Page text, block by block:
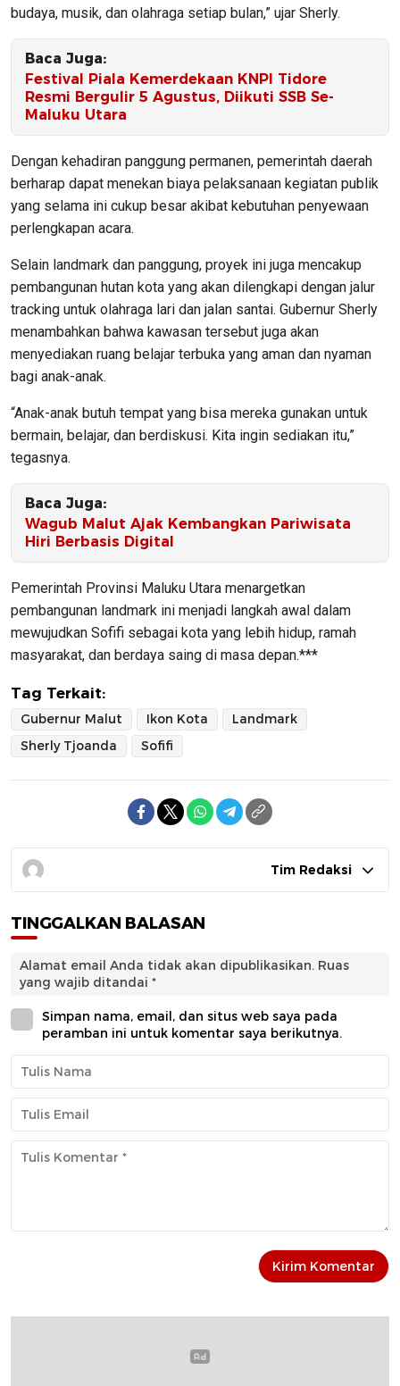
budaya, musik, dan olahraga setiap bulan,” ujar Sherly.
Baca Juga:
Festival Piala Kemerdekaan KNPI Tidore
Resmi Bergulir 5 Agustus, Diikuti SSB Se-
Maluku Utara
Dengan kehadiran panggung permanen, pemerintah daerah
berharap dapat menekan biaya pelaksanaan kegiatan publik
yang selama ini cukup besar akibat kebutuhan penyewaan
perlengkapan acara.
Selain landmark dan panggung, proyek ini juga mencakup
pembangunan hutan kota yang akan dilengkapi dengan jalur
tracking untuk olahraga lari dan jalan santai. Gubernur Sherly
menambahkan bahwa kawasan tersebut juga akan
menyediakan ruang belajar terbuka yang aman dan nyaman
bagi anak-anak.
“Anak-anak butuh tempat yang bisa mereka gunakan untuk
bermain, belajar, dan berdiskusi. Kita ingin sediakan itu,”
tegasnya.
Baca Juga:
Wagub Malut Ajak Kembangkan Pariwisata
Hiri Berbasis Digital
Pemerintah Provinsi Maluku Utara menargetkan
pembangunan landmark ini menjadi langkah awal dalam
mewujudkan Sofifi sebagai kota yang lebih hidup, ramah
masyarakat, dan berdaya saing di masa depan.***
Tag Terkait:
Gubernur Malut Ikon Kota
Landmark
Sherly Tjoanda
Sofifi
Tim Redaksi
TINGGALKAN BALASAN
Alamat email Anda tidak akan dipublikasikan. Ruas
yang wajib ditandai *
Simpan nama, email, dan situs web saya pada
peramban ini untuk komentar saya berikutnya.